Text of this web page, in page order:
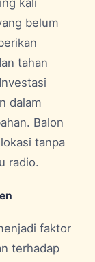
kali
belum
tahan
dalam
Balon
tanpa
radio.
faktor
terhadap